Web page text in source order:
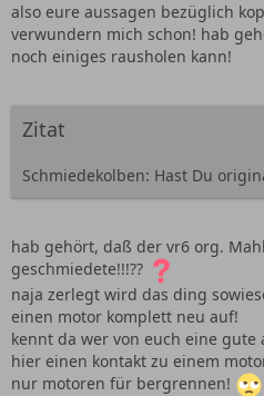
also eure aussagen bezüglich
verwundern mich schon! hab
noch einiges rausholen kann!
Zitat
Schmiedekolben: Hast Du
hab gehört, daß der vr6 org.
geschmiedete!!!??
naja zerlegt wird das ding
einen motor komplett neu auf!
kennt da wer von euch eine gute
hier einen kontakt zu einem
nur motoren für bergrennen!